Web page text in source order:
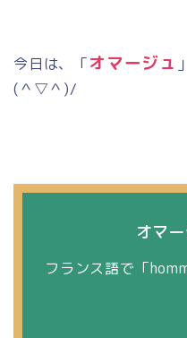
今日は、「オマージュ
(＾▽＾ )/
オマ
フランス語で「